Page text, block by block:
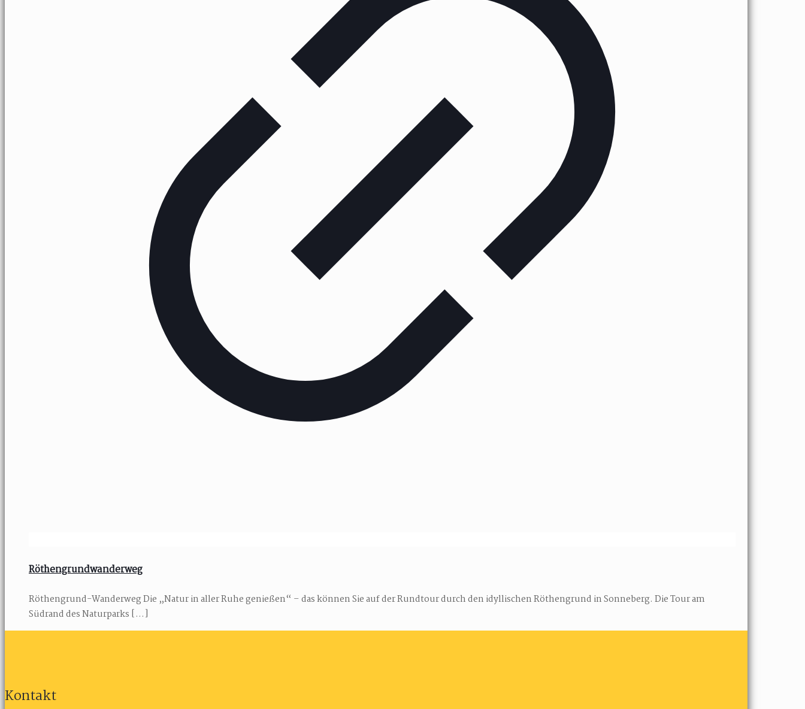
Röthengrundwanderweg
Röthengrund-Wanderweg Die „Natur in aller Ruhe genießen“ – das können Sie auf der Rundtour durch den idyllischen Röthengrund in Sonneberg. Die Tour am
Südrand des Naturparks […]
Kontakt